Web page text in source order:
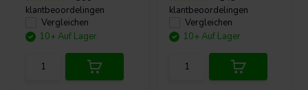
klantbeoordelingen
Vergleichen
10+ Auf Lager
klantbeoordelingen
Vergleichen
10+ Auf Lager